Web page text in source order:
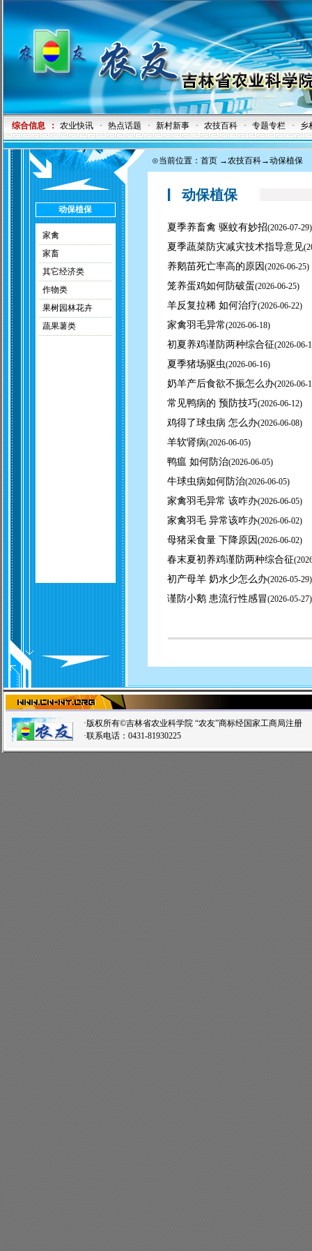
综合信息 ： 农业快讯 · 热点话题 · 新村新事 · 农技百科 · 专题专栏 · 乡
⊙当前位置： 首页→农技百科→动保植保
动保植保
夏季养畜禽 驱蚊有妙招(2026-07-29)
夏季蔬菜防灾减灾技术指导意见(
养鹅苗死亡率高的原因(2026-06-25)
笼养蛋鸡如何防破蛋(2026-06-25)
羊反复拉稀 如何治疗(2026-06-22)
家禽羽毛异常(2026-06-18)
初夏养鸡谨防两种综合征(2026-06-
夏季猪场驱虫(2026-06-16)
奶羊产后食欲不振怎么办(2026-06-
常见鸭病的 预防技巧(2026-06-12)
鸡得了球虫病 怎么办(2026-06-08)
羊软肾病(2026-06-05)
鸭瘟 如何防治(2026-06-05)
牛球虫病如何防治(2026-06-05)
家禽羽毛异常 该咋办(2026-06-05)
家禽羽毛 异常该咋办(2026-06-02)
母猪采食量 下降原因(2026-06-02)
春末夏初养鸡谨防两种综合征(
初产母羊 奶水少怎么办(2026-05-29)
谨防小鹅 患流行性感冒(2026-05-27)
动保植保
家禽
家畜
其它经济类
作物类
果树园林花卉
蔬果薯类
·版权所有©吉林省农业科学院 “农友”商标经国家工商局注
·联系电话：0431-81930225